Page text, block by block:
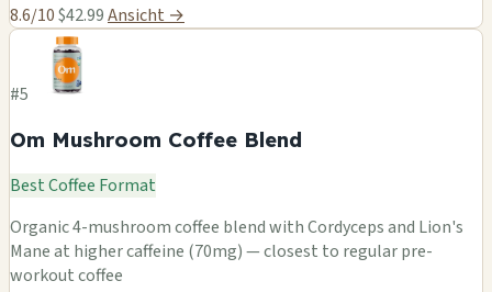
8.6/10$42.99Ansicht →
#5
Om Mushroom Coffee Blend
Best Coffee Format
Organic 4-mushroom coffee blend with Cordyceps and Lion's
Mane at higher caffeine (70mg) — closest to regular pre-
workout coffee